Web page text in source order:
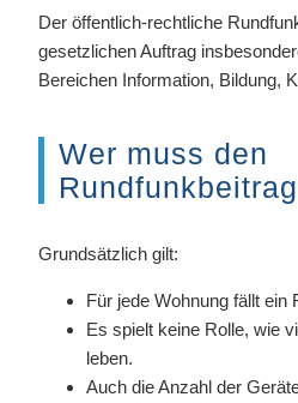
Der öffentlich-rechtliche
gesetzlichen Auftrag
Bereichen Information, Bildung,
Wer muss den
Grundsätzlich gilt:
Für jede Wohnung fällt ein
Es spielt keine Rolle, wie
leben.
Auch die Anzahl der